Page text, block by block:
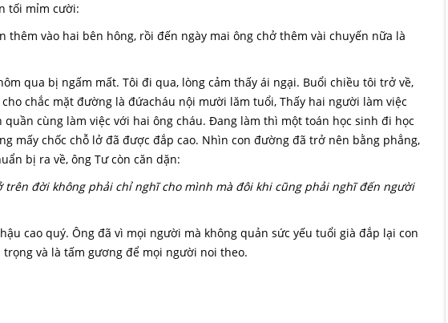
tối mỉm cười:
thêm vào hai bên hông, rồi đến ngày mai ông chở thêm vài chuyến nữa là
qua bị ngấm mất. Tôi đi qua, lòng cảm thấy ái ngại. Buổi chiều tôi trở về,
chắc mặt đường là đứacháu nội mười lăm tuổi, Thấy hai người làm việc
quần cùng làm việc với hai ông cháu. Đang làm thì một toán học sinh đi học
mấy chốc chỗ lở đã được đắp cao. Nhìn con đường đã trở nên bằng phẳng,
bị ra về, ông Tư còn căn dặn:
trên đời không phải chỉ nghĩ cho mình mà đôi khi cũng phải nghĩ đến người
cao quý. Ông đã vì mọi người mà không quản sức yếu tuổi già đắp lại con
và là tấm gương để mọi người noi theo.